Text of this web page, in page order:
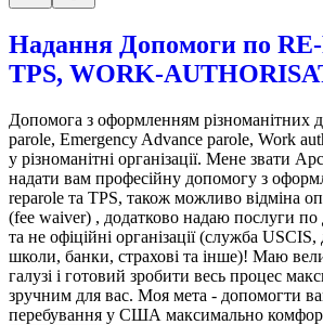
Надання Допомоги по
TPS, WORK-
Допомога з оформленням різноманітних
parole, Emergency Advance parole, Work
у різноманітні організації. Мене звати
надати вам професійну допомогу з
reparole та TPS, також можливо відміна
(fee waiver) , додатково надаю послуги по
та не офіційні організації (служба USCIS,
школи, банки, страхові та інше)! Маю
галузі і готовий зробити весь процес
зручним для вас. Моя мета - допомогти
перебування у США максимально